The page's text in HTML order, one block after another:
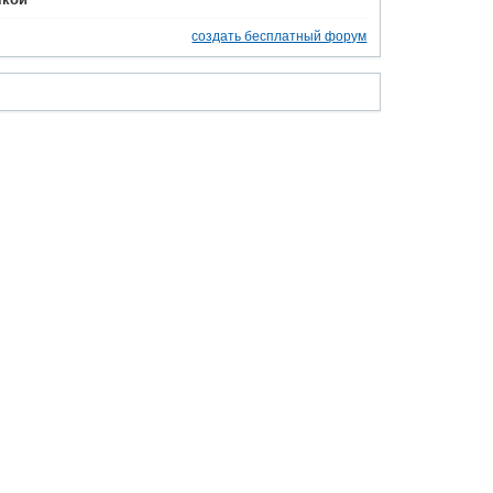
создать бесплатный форум